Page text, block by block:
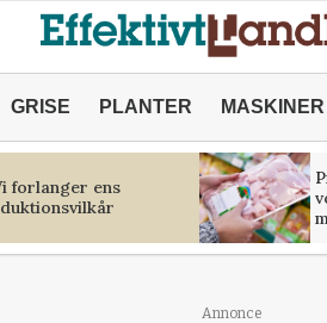
GRISE PLANTER MASKINER
forlanger ens
Annonce